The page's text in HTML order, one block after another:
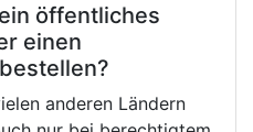
öffentliches
einen
anderen Ländern